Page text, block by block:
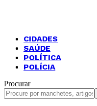
CIDADES
SAÚDE
POLÍTICA
POLÍCIA
Procurar